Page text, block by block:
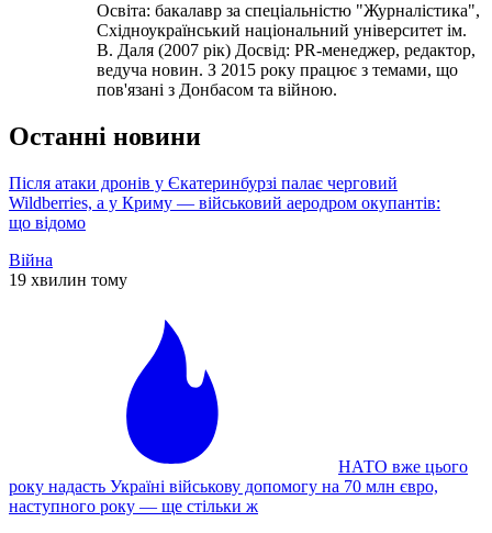
Освіта: бакалавр за спеціальністю "Журналістика",
Східноукраїнський національний університет ім.
В. Даля (2007 рік) Досвід: PR-менеджер, редактор,
ведуча новин. З 2015 року працює з темами, що
пов'язані з Донбасом та війною.
Останні новини
Після атаки дронів у Єкатеринбурзі палає черговий
Wildberries, а у Криму — військовий аеродром окупантів:
що відомо
Війна
19 хвилин тому
НАТО вже цього
року надасть Україні військову допомогу на 70 млн євро,
наступного року — ще стільки ж